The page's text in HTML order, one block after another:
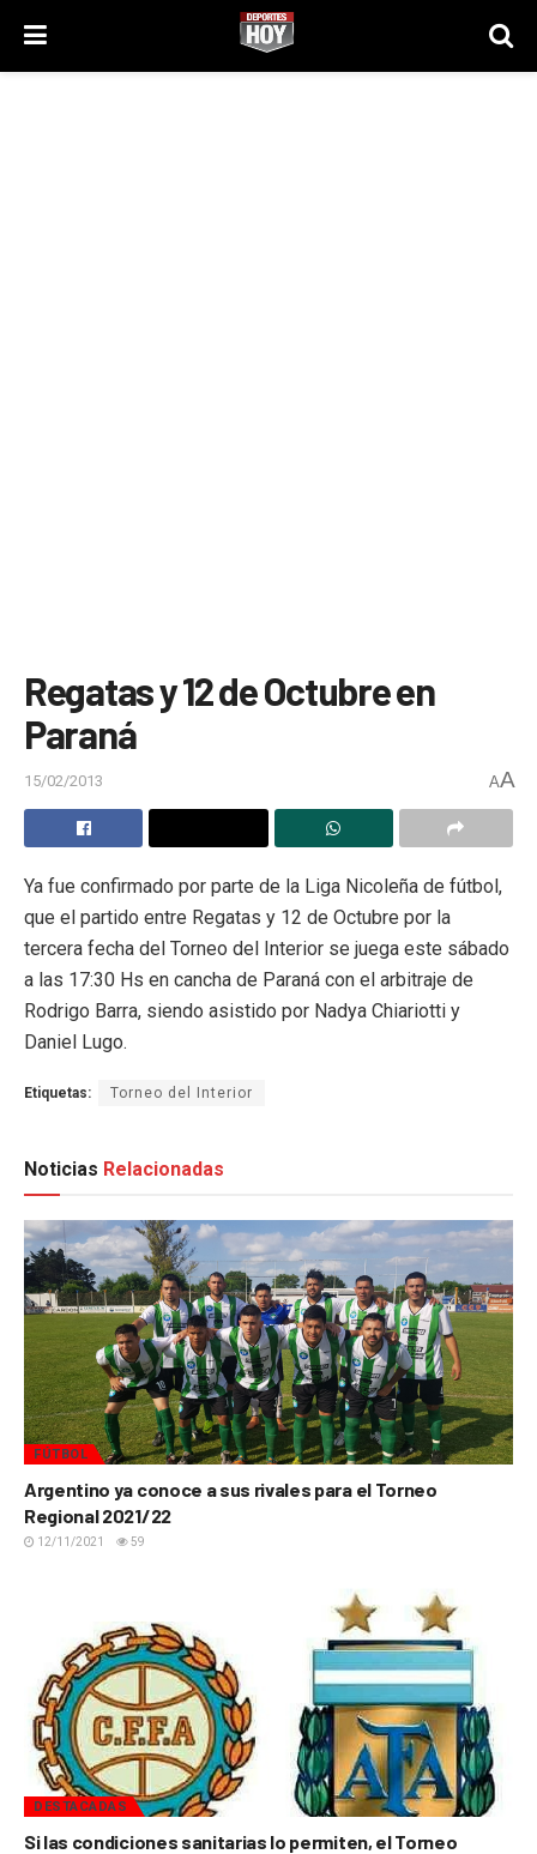
Regatas y 12 de Octubre en
Paraná
15/02/2013 AA
Ya fue confirmado por parte de la Liga Nicoleña de fútbol,
que el partido entre Regatas y 12 de Octubre por la
tercera fecha del Torneo del Interior se juega este sábado
a las 17:30 Hs en cancha de Paraná con el arbitraje de
Rodrigo Barra, siendo asistido por Nadya Chiariotti y
Daniel Lugo.
Etiquetas: Torneo del Interior
Noticias Relacionadas
FÚTBOL
Argentino ya conoce a sus rivales para el Torneo
Regional 2021/22
12/11/2021 59
DESTACADAS
Si las condiciones sanitarias lo permiten, el Torneo